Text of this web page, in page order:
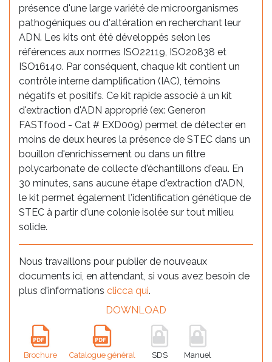
présence d'une large variété de microorganismes
pathogéniques ou d'altération en recherchant leur
ADN. Les kits ont été développés selon les
références aux normes ISO22119, ISO20838 et
ISO16140. Par conséquent, chaque kit contient un
contrôle interne damplification (IAC), témoins
négatifs et positifs. Ce kit rapide associé à un kit
d'extraction d'ADN approprié (ex: Generon
FASTfood - Cat # EXD009) permet de détecter en
moins de deux heures la présence de STEC dans un
bouillon d'enrichissement ou dans un filtre
polycarbonate de collecte d'échantillons d'eau. En
30 minutes, sans aucune étape d'extraction d'ADN,
le kit permet également l'identification génétique de
STEC à partir d'une colonie isolée sur tout milieu
solide.
Nous travaillons pour publier de nouveaux
documents ici, en attendant, si vous avez besoin de
plus d'informations clicca qui.
DOWNLOAD
Brochure Catalogue général SDS Manuel